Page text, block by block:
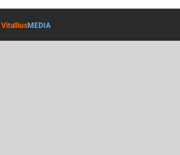
VitalliusMEDIA